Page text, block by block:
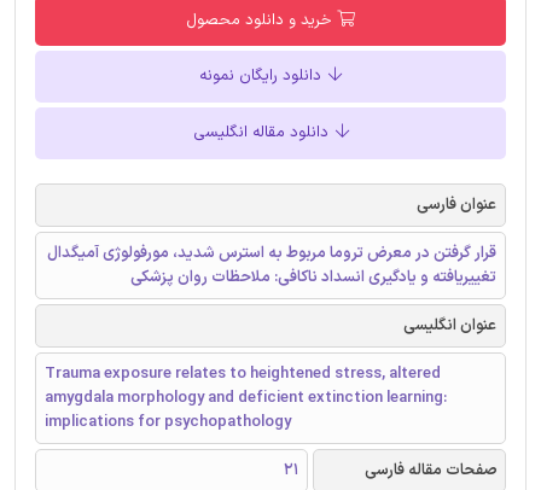
خرید و دانلود محصول
دانلود رایگان نمونه
دانلود مقاله انگلیسی
عنوان فارسی
قرار گرفتن در معرض تروما مربوط به استرس شدید، مورفولوژی آمیگدال
تغییریافته و یادگیری انسداد ناکافی: ملاحظات روان پزشکی
عنوان انگلیسی
Trauma exposure relates to heightened stress, altered
amygdala morphology and deficient extinction learning:
implications for psychopathology
صفحات مقاله فارسی
21